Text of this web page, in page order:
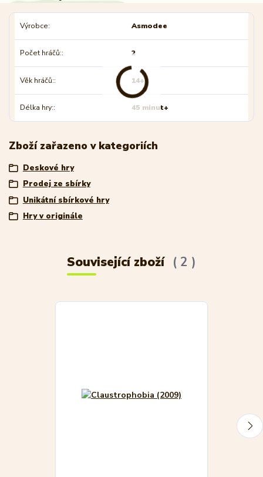
Výrobce Asmodee
Počet hráčů: 2
Věk hráčů: 14+
Délka hry: 45 minut+
Zboží zařazeno v kategoriích
Deskové hry
Prodej ze sbírky
Unikátní sbírkové hry
Hry v originále
Související zboží 2